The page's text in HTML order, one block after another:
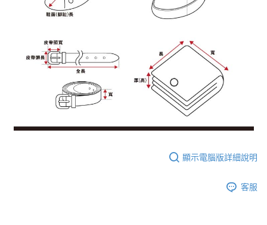
顯示電腦版詳細說明
客服